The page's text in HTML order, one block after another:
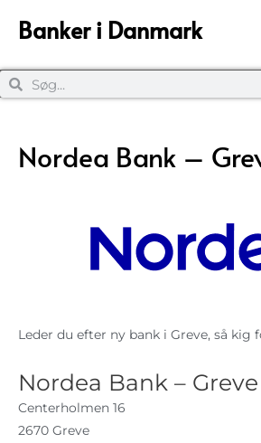
Banker i Danmark
Nordea Bank –
Leder du efter ny bank i Greve, så kig
Nordea Bank – Greve
Centerholmen 16
2670 Greve